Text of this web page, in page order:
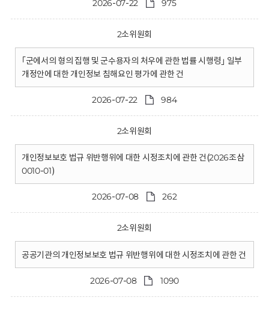
2026-07-22 975
2소위원회
｢군에서의 형의 집행 및 군수용자의 처우에 관한 법률 시행령｣ 일부
개정안에 대한 개인정보 침해요인 평가에 관한 건
2026-07-22 984
2소위원회
개인정보보호 법규 위반행위에 대한 시정조치에 관한 건(2026조삼
0010-01)
2026-07-08 262
2소위원회
공공기관의 개인정보보호 법규 위반행위에 대한 시정조치에 관한 건
2026-07-08 1090